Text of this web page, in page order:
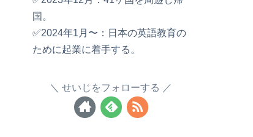
国。
✅2024年1月〜：日本の英語教育の
ために起業に着手する。
せいじをフォローする